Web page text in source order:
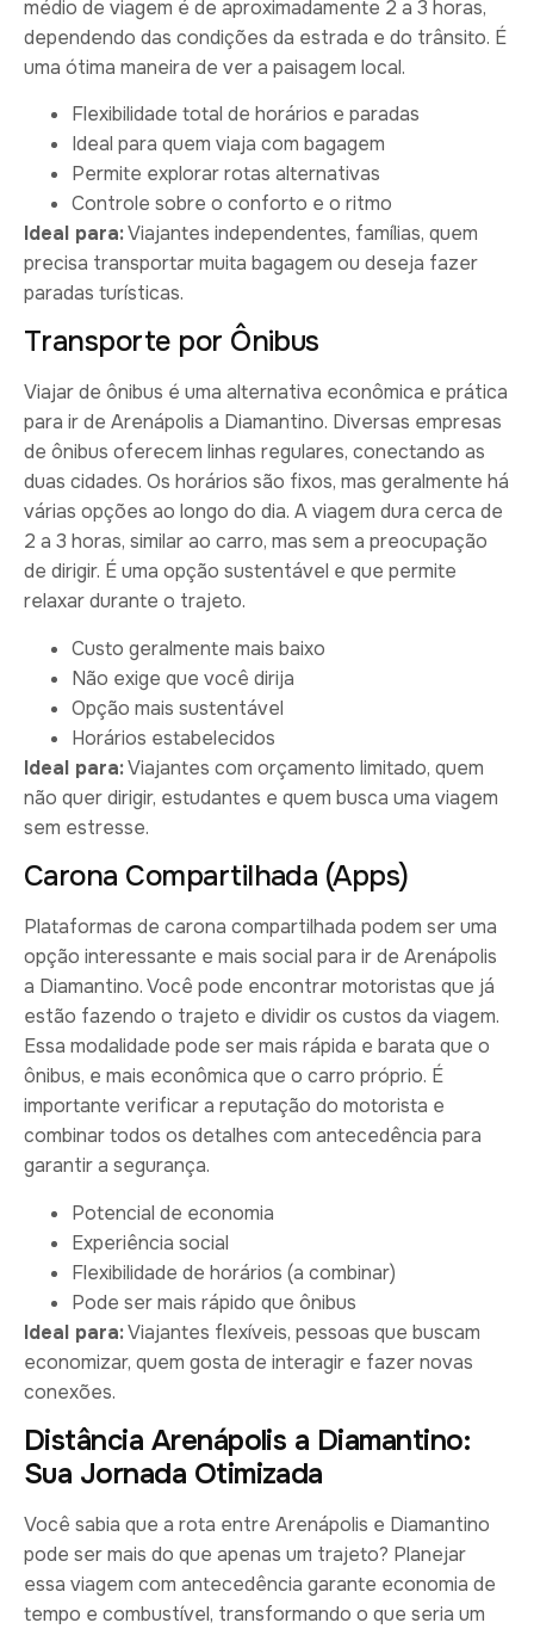
médio de viagem é de aproximadamente 2 a 3 horas,
dependendo das condições da estrada e do trânsito. É
uma ótima maneira de ver a paisagem local.
Flexibilidade total de horários e paradas
Ideal para quem viaja com bagagem
Permite explorar rotas alternativas
Controle sobre o conforto e o ritmo
Ideal para:Viajantes independentes, famílias, quem
precisa transportar muita bagagem ou deseja fazer
paradas turísticas.
Transporte por Ônibus
Viajar de ônibus é uma alternativa econômica e prática
para ir de Arenápolis a Diamantino. Diversas empresas
de ônibus oferecem linhas regulares, conectando as
duas cidades. Os horários são fixos, mas geralmente há
várias opções ao longo do dia. A viagem dura cerca de
2 a 3 horas, similar ao carro, mas sem a preocupação
de dirigir. É uma opção sustentável e que permite
relaxar durante o trajeto.
Custo geralmente mais baixo
Não exige que você dirija
Opção mais sustentável
Horários estabelecidos
Ideal para:Viajantes com orçamento limitado, quem
não quer dirigir, estudantes e quem busca uma viagem
sem estresse.
Carona Compartilhada (Apps)
Plataformas de carona compartilhada podem ser uma
opção interessante e mais social para ir de Arenápolis
a Diamantino. Você pode encontrar motoristas que já
estão fazendo o trajeto e dividir os custos da viagem.
Essa modalidade pode ser mais rápida e barata que o
ônibus, e mais econômica que o carro próprio. É
importante verificar a reputação do motorista e
combinar todos os detalhes com antecedência para
garantir a segurança.
Potencial de economia
Experiência social
Flexibilidade de horários (a combinar)
Pode ser mais rápido que ônibus
Ideal para:Viajantes flexíveis, pessoas que buscam
economizar, quem gosta de interagir e fazer novas
conexões.
Distância Arenápolis a Diamantino:
Sua Jornada Otimizada
Você sabia que a rota entre Arenápolis e Diamantino
pode ser mais do que apenas um trajeto? Planejar
essa viagem com antecedência garante economia de
tempo e combustível, transformando o que seria um